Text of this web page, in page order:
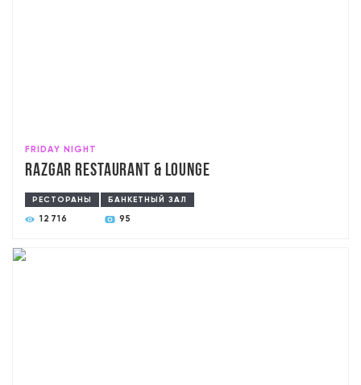
FRIDAY NIGHT
RAZGAR Restaurant & Lounge
РЕСТОРАНЫ БАНКЕТНЫЙ ЗАЛ
12716 95